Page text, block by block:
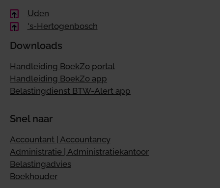
Uden
's-Hertogenbosch
Downloads
Handleiding BoekZo portal
Handleiding BoekZo app
Belastingdienst BTW-Alert app
Snel naar
Accountant | Accountancy
Administratie | Administratiekantoor
Belastingadvies
Boekhouder